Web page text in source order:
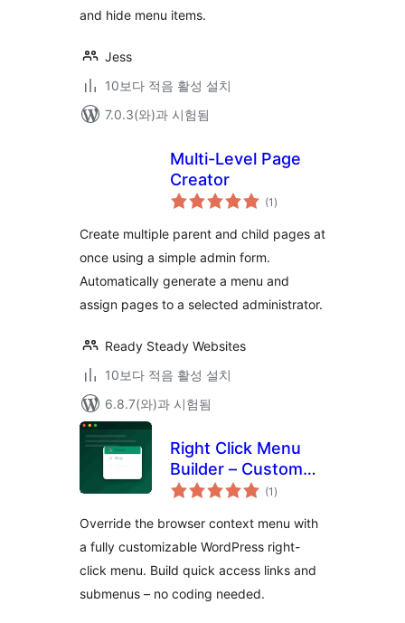
and hide menu items.
Jess
10보다 적음 활성 설치
7.0.3(와)과 시험됨
Multi-Level Page
Creator
(1 전
체
점
)
Create multiple parent and child pages at
once using a simple admin form.
Automatically generate a menu and
assign pages to a selected administrator.
Ready Steady Websites
10보다 적음 활성 설치
6.8.7(와)과 시험됨
Right Click Menu
Builder – Custom
Context Menu
(1 전
체
점
)
Override the browser context menu with
a fully customizable WordPress right-
click menu. Build quick access links and
submenus – no coding needed.